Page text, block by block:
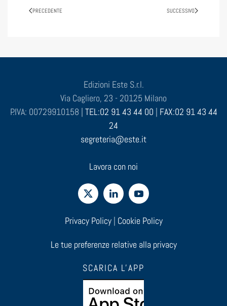
PRECEDENTE SUCCESSIVO
Edizioni Este S.r.l.
Via Cagliero, 23 - 20125 Milano
P.IVA: 00729910158 | TEL:02 91 43 44 00 | FAX:02 91 43 44
24
segreteria@este.it
Lavora con noi
Privacy Policy| Cookie Policy
Le tue preferenze relative alla privacy
SCARICA L'APP